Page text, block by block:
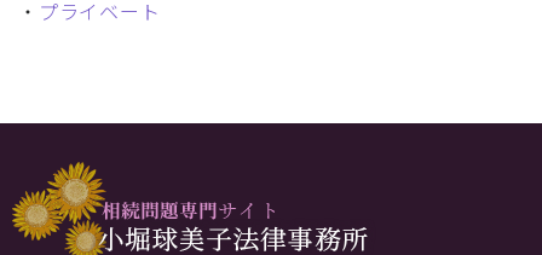
・ プライベート